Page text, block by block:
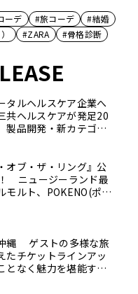
ーデ #旅コーデ
#結婚
#ZARA #骨格診断
タルヘルスケア企業へ
共ヘルスケアが発足20
製品開発・新カテゴリ
統合時のエピソード
オブ・ザ・リング』公
ニュージーランド最
モルト、POKENO(ポケ
ウイスキー「リング
縄 ゲストの多様な旅
たチケットラインアッ
なく魅力を堪能する
ト」新登場